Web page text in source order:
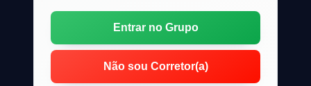
Entrar no Grupo
Não sou Corretor(a)